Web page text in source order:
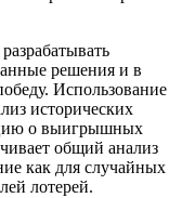
решения и в
Использование
исторических
о выигрышных
общий анализ
как для случайных
лотерей.